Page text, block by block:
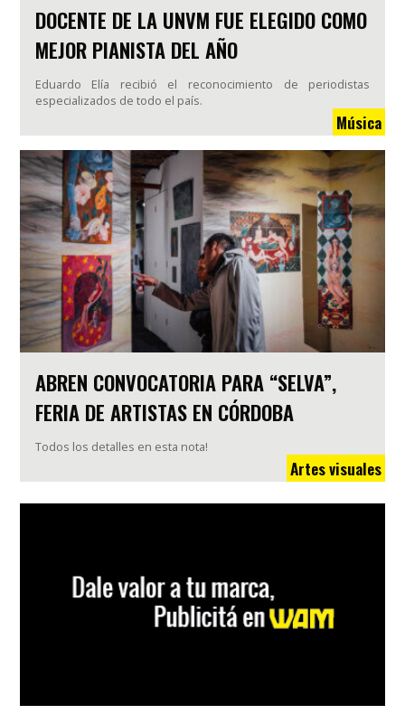
DOCENTE DE LA UNVM FUE ELEGIDO COMO
MEJOR PIANISTA DEL AÑO
Eduardo Elía recibió el reconocimiento de periodistas
especializados de todo el país.
Música
ABREN CONVOCATORIA PARA “SELVA”,
FERIA DE ARTISTAS EN CÓRDOBA
Todos los detalles en esta nota!
Artes visuales